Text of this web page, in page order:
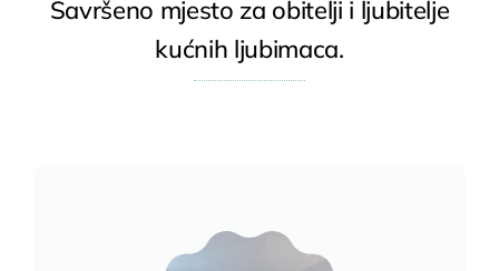
Savršeno mjesto za obitelji i ljubitelje
kućnih ljubimaca.